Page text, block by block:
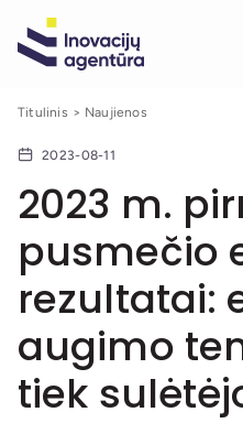
Titulinis Naujienos
2023-08-11
2023 m.
pusmečio
rezultatai:
augimo
tiek